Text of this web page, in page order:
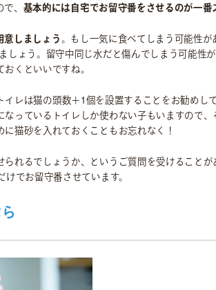
、 基本的には自宅でお留守番をさせるのが一
意しましょう。もし一気に食べてしまう可能性
しょう。留守中同じ水だと傷んでしまう可能性
くといいですね。
イレは猫の頭数＋1個を設置することをお勧めし
っているトイレしか使わない子もいますので
猫砂を入れておくこともお忘れなく！
れるでしょうか、というご質問を受けること
でお留守番させています。